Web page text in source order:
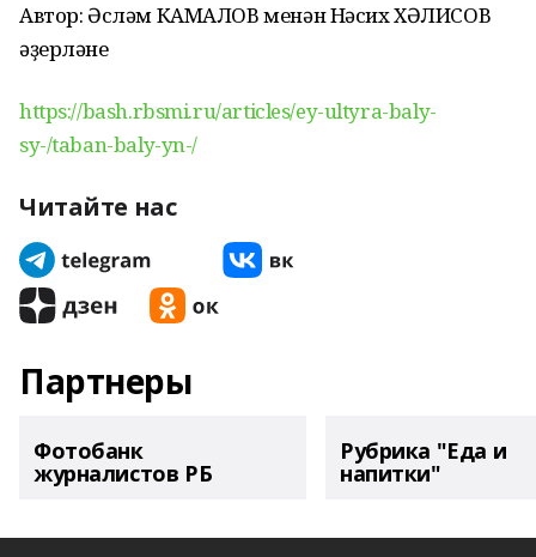
Автор: Әсләм КАМАЛОВ менән Нәсих ХӘЛИСОВ
әҙерләне
https://bash.rbsmi.ru/articles/ey-ultyra-baly-
sy-/taban-baly-yn-/
Читайте нас
Партнеры
Фотобанк
журналистов РБ
Рубрика "Еда и
напитки"